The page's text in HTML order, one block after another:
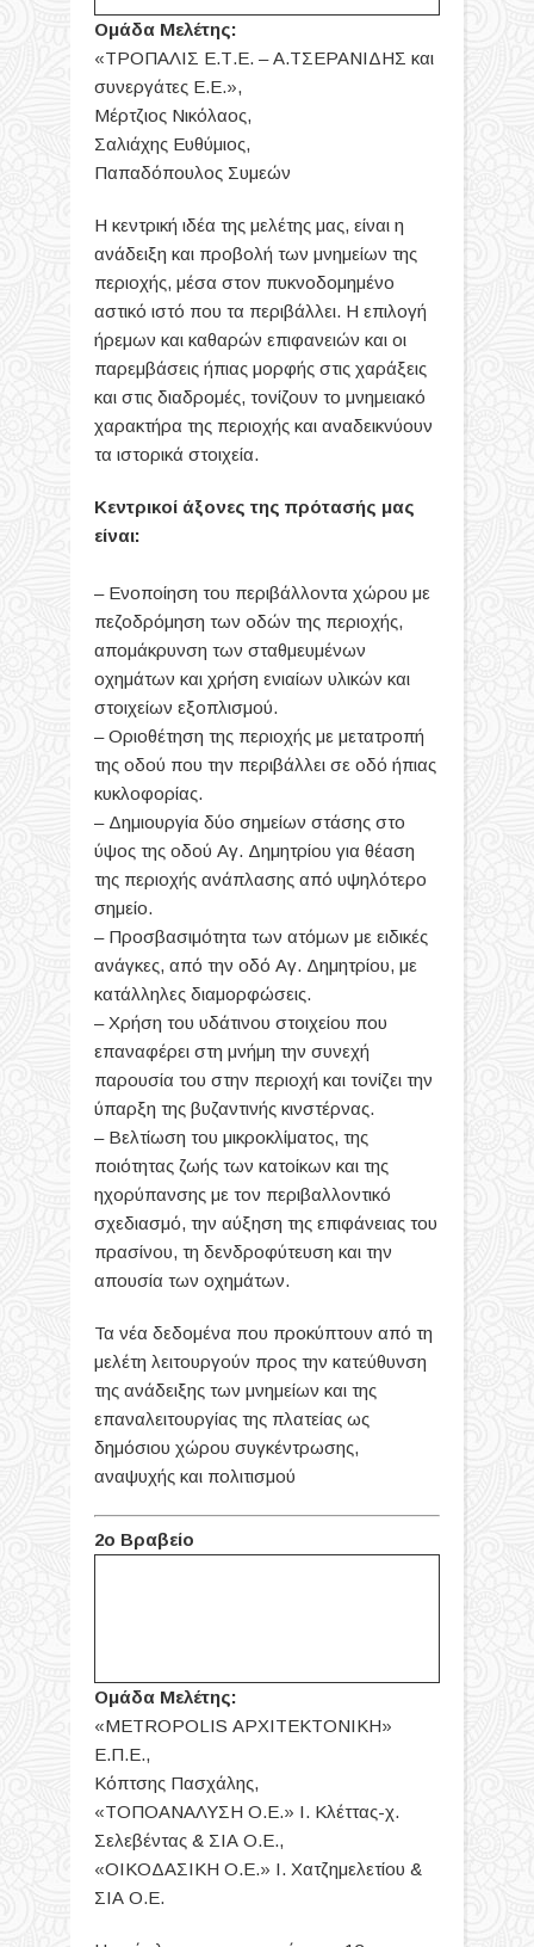
Ομάδα Μελέτης:
«ΤΡΟΠΑΛΙΣ Ε.Τ.Ε. – Α.ΤΣΕΡΑΝΙΔΗΣ και
συνεργάτες Ε.Ε.»,
Μέρτζιος Νικόλαος,
Σαλιάχης Ευθύμιος,
Παπαδόπουλος Συμεών
Η κεντρική ιδέα της μελέτης μας, είναι η
ανάδειξη και προβολή των μνημείων της
περιοχής, μέσα στον πυκνοδομημένο
αστικό ιστό που τα περιβάλλει. Η επιλογή
ήρεμων και καθαρών επιφανειών και οι
παρεμβάσεις ήπιας μορφής στις χαράξεις
και στις διαδρομές, τονίζουν το μνημειακό
χαρακτήρα της περιοχής και αναδεικνύουν
τα ιστορικά στοιχεία.
Κεντρικοί άξονες της πρότασής μας
είναι:
– Ενοποίηση του περιβάλλοντα χώρου με
πεζοδρόμηση των οδών της περιοχής,
απομάκρυνση των σταθμευμένων
οχημάτων και χρήση ενιαίων υλικών και
στοιχείων εξοπλισμού.
– Οριοθέτηση της περιοχής με μετατροπή
της οδού που την περιβάλλει σε οδό ήπιας
κυκλοφορίας.
– Δημιουργία δύο σημείων στάσης στο
ύψος της οδού Αγ. Δημητρίου για θέαση
της περιοχής ανάπλασης από υψηλότερο
σημείο.
– Προσβασιμότητα των ατόμων με ειδικές
ανάγκες, από την οδό Αγ. Δημητρίου, με
κατάλληλες διαμορφώσεις.
– Χρήση του υδάτινου στοιχείου που
επαναφέρει στη μνήμη την συνεχή
παρουσία του στην περιοχή και τονίζει την
ύπαρξη της βυζαντινής κινστέρνας.
– Βελτίωση του μικροκλίματος, της
ποιότητας ζωής των κατοίκων και της
ηχορύπανσης με τον περιβαλλοντικό
σχεδιασμό, την αύξηση της επιφάνειας του
πρασίνου, τη δενδροφύτευση και την
απουσία των οχημάτων.
Τα νέα δεδομένα που προκύπτουν από τη
μελέτη λειτουργούν προς την κατεύθυνση
της ανάδειξης των μνημείων και της
επαναλειτουργίας της πλατείας ως
δημόσιου χώρου συγκέντρωσης,
αναψυχής και πολιτισμού
2ο Βραβείο
Ομάδα Μελέτης:
«METROPOLIS ΑΡΧΙΤΕΚΤΟΝΙΚΗ»
Ε.Π.Ε.,
Κόπτσης Πασχάλης,
«ΤΟΠΟΑΝΑΛΥΣΗ Ο.Ε.» Ι. Κλέττας-χ.
Σελεβέντας & ΣΙΑ Ο.Ε.,
«ΟΙΚΟΔΑΣΙΚΗ Ο.Ε.» Ι. Χατζημελετίου &
ΣΙΑ Ο.Ε.